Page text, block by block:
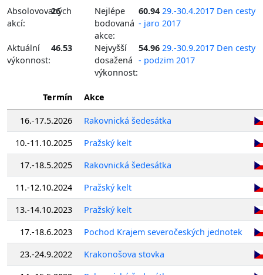
Absolovovaných
akcí:
26
Nejlépe
bodovaná
akce:
60.94 29.-30.4.2017 Den cesty
- jaro 2017
Aktuální
výkonnost:
46.53
Nejvyšší
dosažená
výkonnost:
54.96 29.-30.9.2017 Den cesty
- podzim 2017
Termín Akce
16.-17.5.2026
Rakovnická šedesátka
10.-11.10.2025
Pražský kelt
17.-18.5.2025
Rakovnická šedesátka
11.-12.10.2024
Pražský kelt
13.-14.10.2023
Pražský kelt
17.-18.6.2023
Pochod Krajem severočeských jednotek
23.-24.9.2022
Krakonošova stovka